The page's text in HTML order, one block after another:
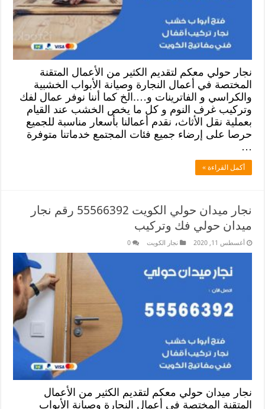
نجار حولي معكم لتقديم الكثير من الأعمال المتقنة
المختصة في أعمال النجارة وصيانة الأبواب الخشبية
والكراسي و الفاترينات و….الخ كما أننا نوفر عمال لفك
وتركيب غرف النوم و كل ما يخص الخشب عند القيام
بعملية نقل الأثاث، نقدم أعمالنا بأسعار مناسبة للجميع
حرصا على إرضاء جميع فئات المجتمع خدماتنا متوفرة
…
أكمل القراءة »
نجار ميدان حولي الكويت 55566392 رقم نجار
ميدان حولي فك وتركيب
أغسطس 11, 2020 نجار الكويت 0
نجار ميدان حولي معكم لتقديم الكثير من الأعمال
المتقنة المختصة في أعمال النجارة وصيانة الأبواب